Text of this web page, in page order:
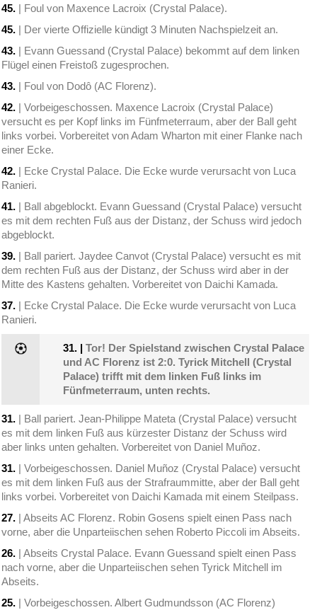
45. | Foul von Maxence Lacroix (Crystal Palace).
45. | Der vierte Offizielle kündigt 3 Minuten Nachspielzeit an.
43. | Evann Guessand (Crystal Palace) bekommt auf dem linken
Flügel einen Freistoß zugesprochen.
43. | Foul von Dodô (AC Florenz).
42. | Vorbeigeschossen. Maxence Lacroix (Crystal Palace)
versucht es per Kopf links im Fünfmeterraum, aber der Ball geht
links vorbei. Vorbereitet von Adam Wharton mit einer Flanke nach
einer Ecke.
42. | Ecke Crystal Palace. Die Ecke wurde verursacht von Luca
Ranieri.
41. | Ball abgeblockt. Evann Guessand (Crystal Palace) versucht
es mit dem rechten Fuß aus der Distanz, der Schuss wird jedoch
abgeblockt.
39. | Ball pariert. Jaydee Canvot (Crystal Palace) versucht es mit
dem rechten Fuß aus der Distanz, der Schuss wird aber in der
Mitte des Kastens gehalten. Vorbereitet von Daichi Kamada.
37. | Ecke Crystal Palace. Die Ecke wurde verursacht von Luca
Ranieri.
31. |Tor! Der Spielstand zwischen Crystal Palace
und AC Florenz ist 2:0. Tyrick Mitchell (Crystal
Palace) trifft mit dem linken Fuß links im
Fünfmeterraum, unten rechts.
31. | Ball pariert. Jean-Philippe Mateta (Crystal Palace) versucht
es mit dem linken Fuß aus kürzester Distanz der Schuss wird
aber links unten gehalten. Vorbereitet von Daniel Muñoz.
31. | Vorbeigeschossen. Daniel Muñoz (Crystal Palace) versucht
es mit dem linken Fuß aus der Strafraummitte, aber der Ball geht
links vorbei. Vorbereitet von Daichi Kamada mit einem Steilpass.
27. | Abseits AC Florenz. Robin Gosens spielt einen Pass nach
vorne, aber die Unparteiischen sehen Roberto Piccoli im Abseits.
26. | Abseits Crystal Palace. Evann Guessand spielt einen Pass
nach vorne, aber die Unparteiischen sehen Tyrick Mitchell im
Abseits.
25. | Vorbeigeschossen. Albert Gudmundsson (AC Florenz)